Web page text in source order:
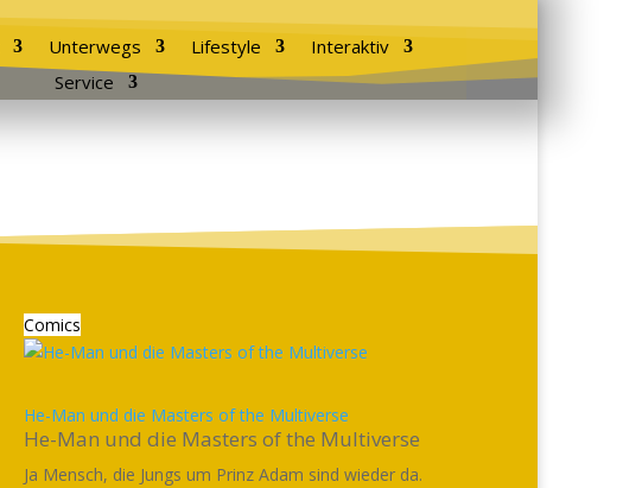
Unterwegs Lifestyle
Interaktiv
Service
Comics
He-Man und die Masters of the Multiverse
He-Man und die Masters of the Multiverse
Ja Mensch, die Jungs um Prinz Adam sind wieder da.